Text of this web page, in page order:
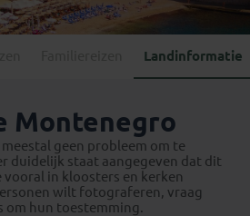
Landinformatie
Montenegro
geen probleem om te
duidelijk staat aangegeven dat dit
vooral in kloosters en kerken
wilt fotograferen, vraag
om hun toestemming.